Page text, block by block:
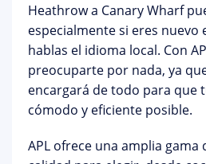
Heathrow a Canary Wharf
especialmente si eres nuevo
hablas el idioma local. Con
preocuparte por nada, ya
encargará de todo para que
cómodo y eficiente posible.
APL ofrece una amplia gama